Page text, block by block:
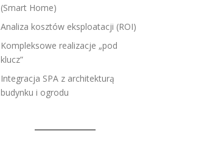
(Smart Home)
Analiza kosztów eksploatacji (ROI)
Kompleksowe realizacje „pod
klucz”
Integracja SPA z architekturą
budynku i ogrodu